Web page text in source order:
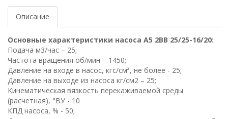
Описание
Основные характеристики насоса А5 2ВВ 25/25-16/20:
Подача м3/час – 25;
Частота вращения об/мин – 1450;
Давление на входе в насос, кгс/см², не более - 25;
Давление на выходе из насоса кг/см2 – 25;
Кинематическая вязкость перекаживаемой среды
(расчетная), °ВУ - 10
КПД насоса, % - 50;